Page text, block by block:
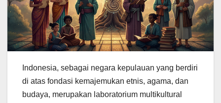
Indonesia, sebagai negara kepulauan yang berdiri
di atas fondasi kemajemukan etnis, agama, dan
budaya, merupakan laboratorium multikultural